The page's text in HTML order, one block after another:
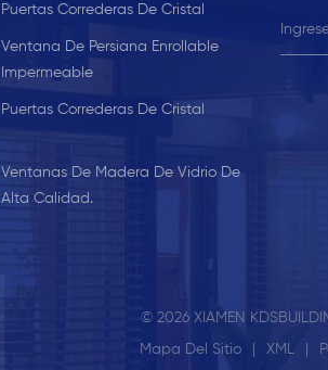
Puertas Correderas De Cristal
Ventana De Persiana Enrollable
Impermeable
Puertas Correderas De Cristal
Ventanas De Madera De Vidrio De
Alta Calidad.
© 2026 XIAMEN
Mapa Del Sitio XML